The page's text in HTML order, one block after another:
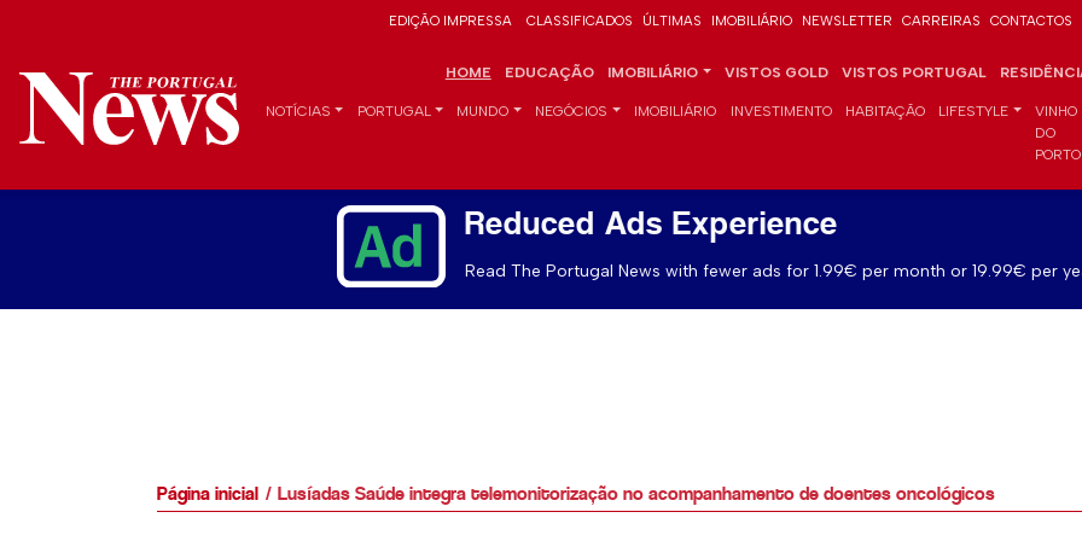
EDIÇÃO IMPRESSA CLASSIFICADOS ÚLTIMAS IMOBILIÁRIO NEWSLETTER CARREIRAS CONTACTOS
HOME EDUCAÇÃO IMOBILIÁRIO VISTOS GOLD VISTOS PORTUGAL
NOTÍCIAS PORTUGAL MUNDO NEGÓCIOS IMOBILIÁRIO INVESTIMENTO HABITAÇÃO LIFESTYLE
VINHO
DO
PORTO
Reduced Ads Experience
Read The Portugal News with fewer ads for 1.99€ per month or 19.99€ per
Página inicial Lusíadas Saúde integra telemonitorização no acompanhamento de doentes oncológicos